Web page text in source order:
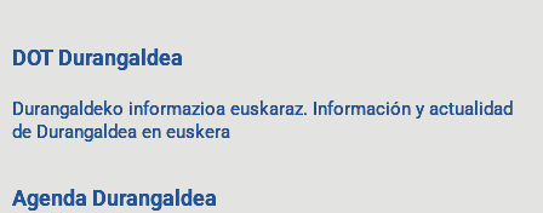
DOT Durangaldea
Durangaldeko informazioa euskaraz. Información y actualidad
de Durangaldea en euskera
Agenda Durangaldea